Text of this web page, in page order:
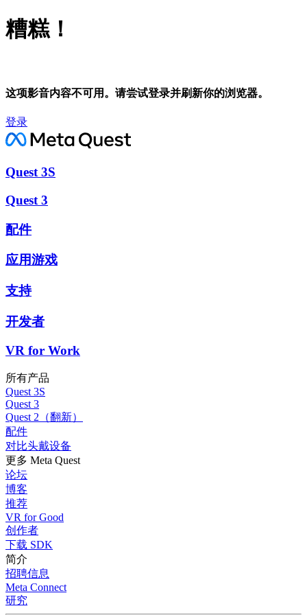
糟糕！
这项影音内容不可用。请尝试登录并刷新你的浏览器。
登录
Quest 3S
Quest 3
配件
应用游戏
支持
开发者
VR for Work
所有产品
Quest 3S
Quest 3
Quest 2（翻新）
配件
对比头戴设备
更多 Meta Quest
论坛
博客
推荐
VR for Good
创作者
下载 SDK
简介
招聘信息
Meta Connect
研究